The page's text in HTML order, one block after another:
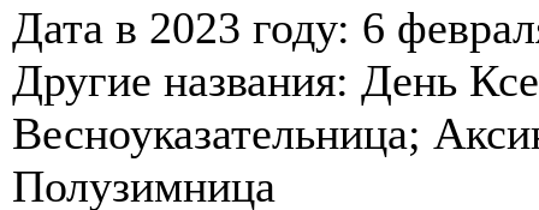
Дата в 2023 году: 6
Другие названия: День
Весноуказательница;
Полузимница